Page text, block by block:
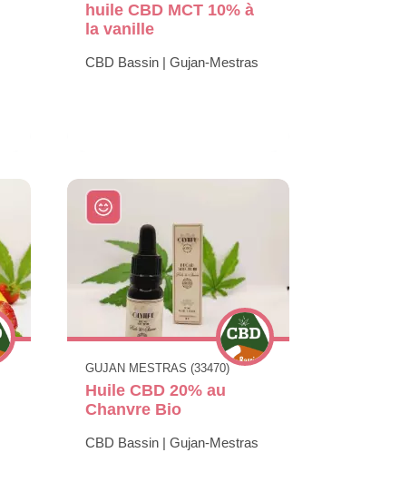
huile CBD MCT 10% à
la vanille
CBD Bassin | Gujan-Mestras
GUJAN MESTRAS (33470)
Huile CBD 20% au
Chanvre Bio
CBD Bassin | Gujan-Mestras